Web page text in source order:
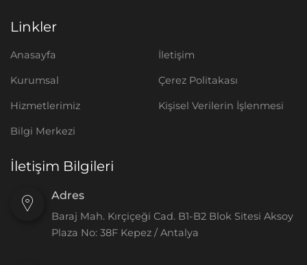
Linkler
Anasayfa
Kurumsal
Hizmetlerimiz
Bilgi Merkezi
İletişim
Çerez Politakası
Kişisel Verilerin İşlenmesi
İletişim Bilgileri
Adres
Baraj Mah. Kırçiçeği Cad. B1-B2 Blok Sitesi Aksoy
Plaza No: 38F Kepez / Antalya